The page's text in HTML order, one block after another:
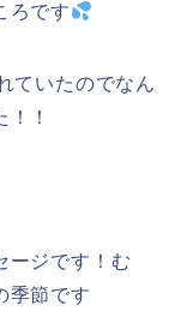
ろです
ていたのでなん
！
ージです！む
季節です